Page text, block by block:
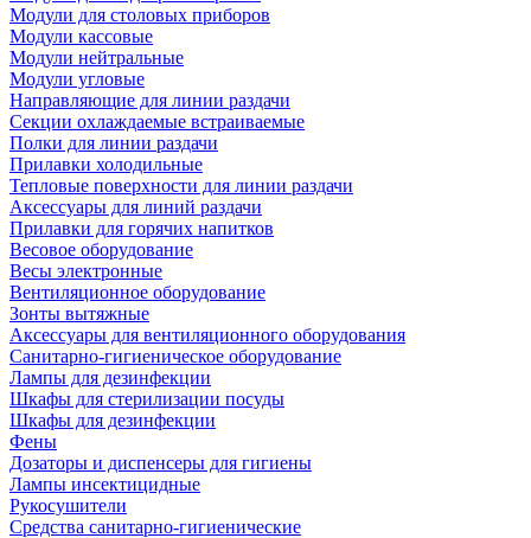
Модули для столовых приборов
Модули кассовые
Модули нейтральные
Модули угловые
Направляющие для линии раздачи
Секции охлаждаемые встраиваемые
Полки для линии раздачи
Прилавки холодильные
Тепловые поверхности для линии раздачи
Аксессуары для линий раздачи
Прилавки для горячих напитков
Весовое оборудование
Весы электронные
Вентиляционное оборудование
Зонты вытяжные
Аксессуары для вентиляционного оборудования
Санитарно-гигиеническое оборудование
Лампы для дезинфекции
Шкафы для стерилизации посуды
Шкафы для дезинфекции
Фены
Дозаторы и диспенсеры для гигиены
Лампы инсектицидные
Рукосушители
Средства санитарно-гигиенические